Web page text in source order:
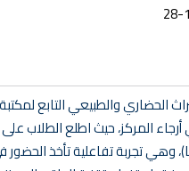
28-
أرجاء المركز، حيث اطلع
وهي تجربة تفاعلية تأخذ